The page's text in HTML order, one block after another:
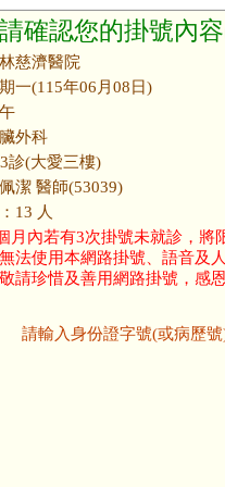
請確認您的掛號內
慈濟醫院
一(115年06月08日)
外科
診(大愛三樓)
潔 醫師(53039)
13 人
月內若有3次掛號未就診，將
法使用本網路掛號、語音及
請珍惜及善用網路掛號，感恩
請輸入身份證字號(或病歷號